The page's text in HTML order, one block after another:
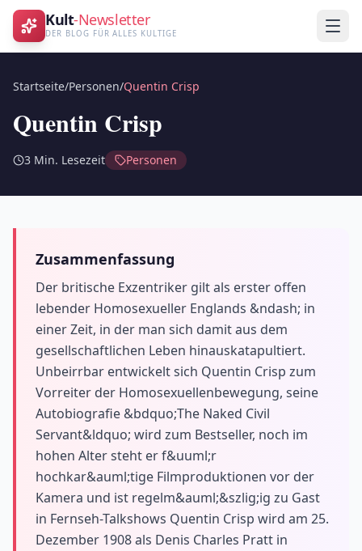
Kult-Newsletter
DER BLOG FÜR ALLES KULTIGE
Startseite/Personen/Quentin Crisp
Quentin Crisp
3 Min. Lesezeit Personen
Zusammenfassung
Der britische Exzentriker gilt als erster offen
lebender Homosexueller Englands &ndash; in
einer Zeit, in der man sich damit aus dem
gesellschaftlichen Leben hinauskatapultiert.
Unbeirrbar entwickelt sich Quentin Crisp zum
Vorreiter der Homosexuellenbewegung, seine
Autobiografie &bdquo;The Naked Civil
Servant&ldquo; wird zum Bestseller, noch im
hohen Alter steht er f&uuml;r
hochkar&auml;tige Filmproduktionen vor der
Kamera und ist regelm&auml;&szlig;ig zu Gast
in Fernseh-Talkshows Quentin Crisp wird am 25.
Dezember 1908 als Denis Charles Pratt in